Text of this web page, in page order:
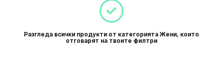
Разгледа всички продукти от категорията Жени, които
отговарят на твоите филтри